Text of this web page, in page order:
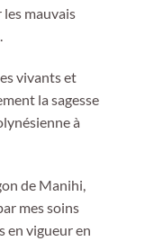
mauvais
vivants et
la sagesse
à
de Manihi,
mes soins
en vigueur en